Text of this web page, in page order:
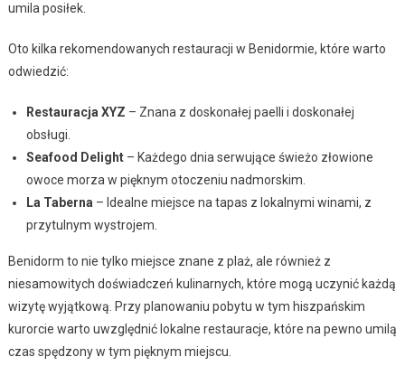
umila posiłek.
Oto kilka rekomendowanych restauracji w Benidormie, które warto
odwiedzić:
Restauracja XYZ – Znana z doskonałej paelli i doskonałej
obsługi.
Seafood Delight– Każdego dnia serwujące świeżo złowione
owoce morza w pięknym otoczeniu nadmorskim.
La Taberna – Idealne miejsce na tapas z lokalnymi winami, z
przytulnym wystrojem.
Benidorm to nie tylko miejsce znane z plaż, ale również z
niesamowitych doświadczeń kulinarnych, które mogą uczynić każdą
wizytę wyjątkową. Przy planowaniu pobytu w tym hiszpańskim
kurorcie warto uwzględnić lokalne restauracje, które na pewno umilą
czas spędzony w tym pięknym miejscu.